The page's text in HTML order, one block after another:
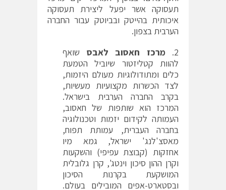
תעסוקה אשר יפעל ליצירת תעסוקה
איכותית בהייטק ובביוטק עבור החברה
הערבית בצפון.
מרכז חאסוב לאבס שואף
להוות קטליזטור שיוביל הטמעת
כלים ומתודולוגיות מעולם היזמות,
לצד הכשרות מקצועיות מעשיות,
בקרב החברה הערבית בישראל.
המרכז הוא שותפות של חאסוב,
העמותה לקידום יזמות וטכנולוגיה
בחברה העברית, עמותת תפוח,
מאסצ'לנג' ישראל, גמא מיו
אחזקות (קבוצת עפיפי) והשקעות
וקרן ההון סיכון וינטג', קרן גלובלית
המושקעת בקרנות הסיכון
ובסטארט-אפים המובילים בעולם.